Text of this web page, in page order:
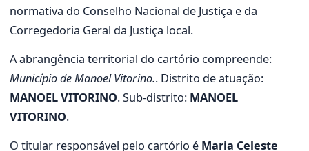
normativa do Conselho Nacional de Justiça e da
Corregedoria Geral da Justiça local.
A abrangência territorial do cartório compreende:
Município de Manoel Vitorino.. Distrito de atuação:
MANOEL VITORINO. Sub-distrito: MANOEL
VITORINO.
O titular responsável pelo cartório é Maria Celeste